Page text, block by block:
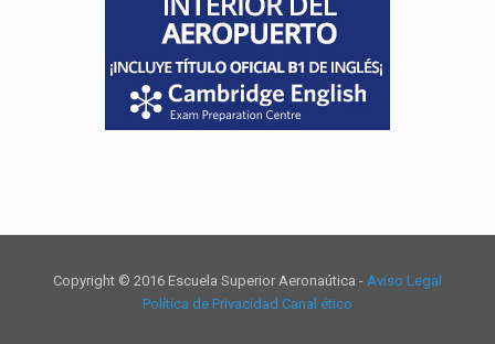
Copyright © 2016 Escuela Superior Aeronaútica - Aviso Legal
Política de Privacidad Canal ético